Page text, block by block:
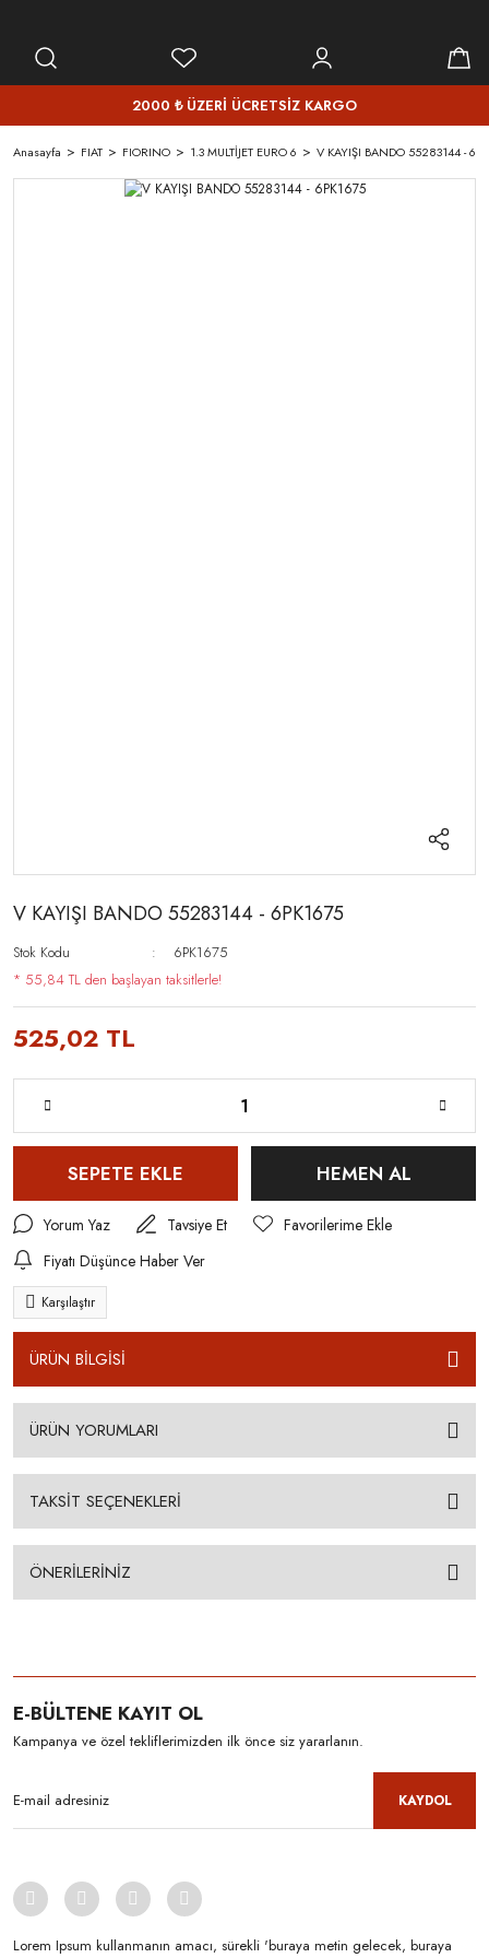
2000 ₺ ÜZERİ ÜCRETSİZ KARGO
Anasayfa FIAT FIORINO 1.3 MULTİJET EURO 6 V KAYIŞI BANDO 55283144 -
V KAYIŞI BANDO 55283144 - 6PK1675
Stok Kodu
6PK1675
* 55,84 TL den başlayan taksitlerle!
525,02 TL
SEPETE EKLE HEMEN AL
Yorum Yaz
Tavsiye Et
Fiyatı Düşünce Haber Ver
Karşılaştır
ÜRÜN BİLGİSİ
ÜRÜN YORUMLARI
TAKSİT SEÇENEKLERİ
ÖNERİLERİNİZ
E-BÜLTENE KAYIT OL
Kampanya ve özel tekliflerimizden ilk önce siz yararlanın.
KAYDOL
Lorem Ipsum kullanmanın amacı, sürekli 'buraya metin gelecek, buraya